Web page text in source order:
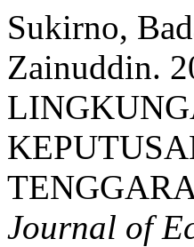
Sukirno,
Zainuddin.
Journal of